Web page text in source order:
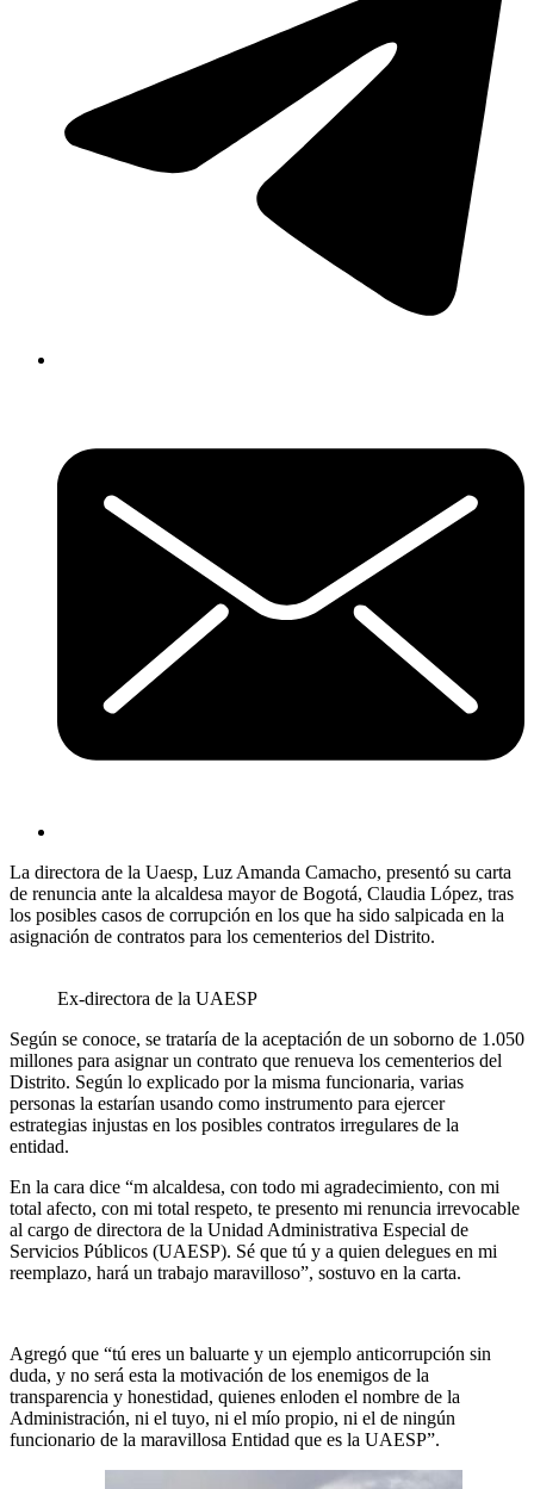
La directora de la Uaesp, Luz Amanda Camacho, presentó su carta
de renuncia ante la alcaldesa mayor de Bogotá, Claudia López, tras
los posibles casos de corrupción en los que ha sido salpicada en la
asignación de contratos para los cementerios del Distrito.
Ex-directora de la UAESP
Según se conoce, se trataría de la aceptación de un soborno de 1.050
millones para asignar un contrato que renueva los cementerios del
Distrito. Según lo explicado por la misma funcionaria, varias
personas la estarían usando como instrumento para ejercer
estrategias injustas en los posibles contratos irregulares de la
entidad.
En la cara dice “m alcaldesa, con todo mi agradecimiento, con mi
total afecto, con mi total respeto, te presento mi renuncia irrevocable
al cargo de directora de la Unidad Administrativa Especial de
Servicios Públicos (UAESP). Sé que tú y a quien delegues en mi
reemplazo, hará un trabajo maravilloso”, sostuvo en la carta.
Agregó que “tú eres un baluarte y un ejemplo anticorrupción sin
duda, y no será esta la motivación de los enemigos de la
transparencia y honestidad, quienes enloden el nombre de la
Administración, ni el tuyo, ni el mío propio, ni el de ningún
funcionario de la maravillosa Entidad que es la UAESP”.